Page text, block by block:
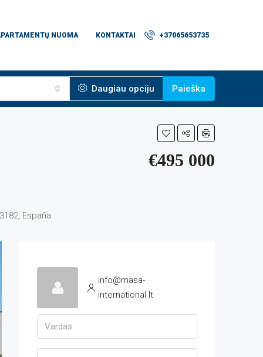
NUOMA KONTAKTAI +37065653735
Daugiau opciju Paieška
€495 000
España
info@masa-
international.lt